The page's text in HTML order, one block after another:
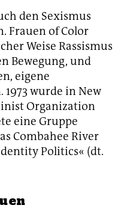
den Sexismus
Frauen of Color
Weise Rassismus
Bewegung, und
eigene
wurde in New
Organization
eine Gruppe
Combahee River
Politics« (dt.